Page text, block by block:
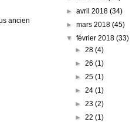
ancien
►avril 2018(34)
►mars 2018(45)
▼février 2018(33)
► 28 (4)
► 26 (1)
► 25 (1)
► 24 (1)
► 23 (2)
► 22 (1)